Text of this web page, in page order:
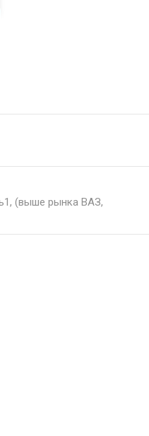
(выше рынка ВАЗ,